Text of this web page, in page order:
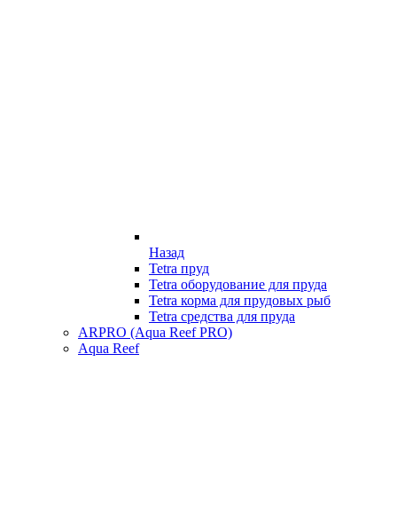
Назад
Tetra пруд
Tetra оборудование для пруда
Tetra корма для прудовых рыб
Tetra средства для пруда
ARPRO (Aqua Reef PRO)
Aqua Reef